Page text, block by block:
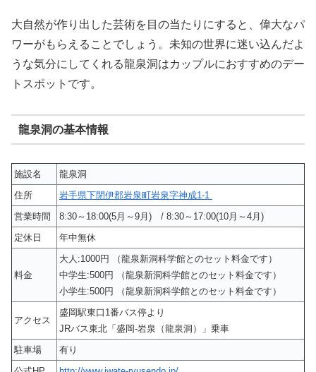
大自然が作り出した芸術を目の当たりにすると、偉大なパ
ワーがもらえることでしょう。未知の世界に迷い込んだよ
うな気分にしてくれる龍泉洞はカップルにおすすめのデー
トスポットです。
龍泉洞の基本情報
施設名
龍泉洞
住所
岩手県下閉伊郡岩泉町岩泉字神成1-1
営業時間
8:30～18:00(5月～9月) / 8:30～17:00(10月～4月)
定休日
年中無休
料金
大人:1000円 （龍泉新洞科学館とのセット料金です）
中学生:500円 （龍泉新洞科学館とのセット料金です）
小学生:500円 （龍泉新洞科学館とのセット料金です）
アクセス
盛岡駅東口1番バス停より
JRバス東北「盛岡-岩泉（龍泉洞）」乗車
駐車場
有り